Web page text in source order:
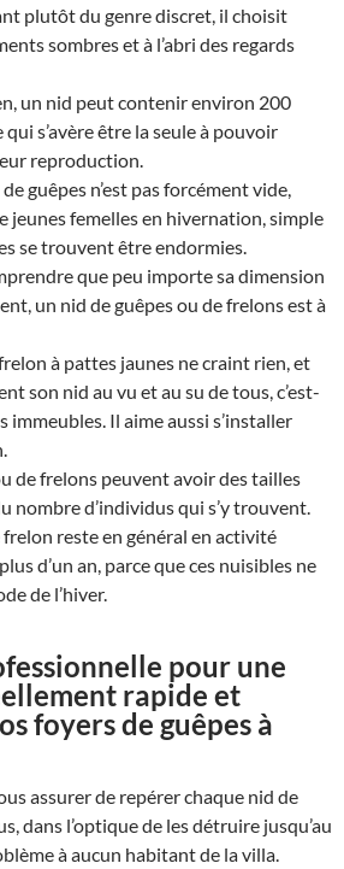
plutôt du genre discret, il choisit
sombres et à l’abri des regards
un nid peut contenir environ 200
s’avère être la seule à pouvoir
reproduction.
guêpes n’est pas forcément vide,
jeunes femelles en hivernation, simple
se trouvent être endormies.
que peu importe sa dimension
un nid de guêpes ou de frelons est à
à pattes jaunes ne craint rien, et
son nid au vu et au su de tous, c’est-
immeubles. Il aime aussi s’installer
de frelons peuvent avoir des tailles
nombre d’individus qui s’y trouvent.
reste en général en activité
d’un an, parce que ces nuisibles ne
de l’hiver.
pour une
rapide et
foyers de guêpes à
assurer de repérer chaque nid de
dans l’optique de les détruire jusqu’au
à aucun habitant de la villa.